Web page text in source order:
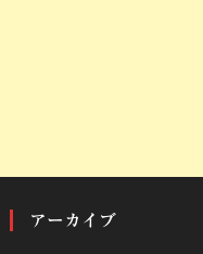
アーカイブ